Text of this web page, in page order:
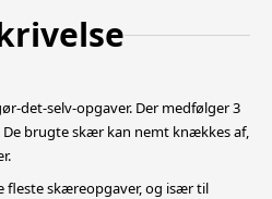
det-selv-opgaver. Der medfølger 3
De brugte skær kan nemt knækkes af,
fleste skæreopgaver, og især til